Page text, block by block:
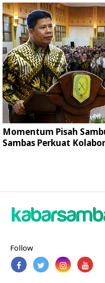
Momentum Pisah
Sambas Perkuat
Follow